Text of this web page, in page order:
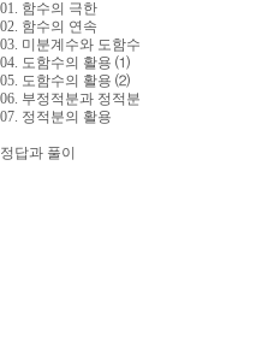
01. 함수의 극한
02. 함수의 연속
03. 미분계수와 도함수
04. 도함수의 활용 ⑴
05. 도함수의 활용 ⑵
06. 부정적분과 정적분
07. 정적분의 활용
정답과 풀이